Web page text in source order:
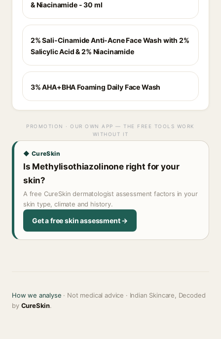
& Niacinamide - 30 ml
2% Sali-Cinamide Anti-Acne Face Wash with 2%
Salicylic Acid & 2% Niacinamide
3% AHA+BHA Foaming Daily Face Wash
PROMOTION · OUR OWN APP — THE FREE TOOLS WORK
WITHOUT IT
◆ CureSkin
Is Methylisothiazolinone right for your
skin?
A free CureSkin dermatologist assessment factors in your
skin type, climate and history.
Get a free skin assessment →
How we analyse · Not medical advice · Indian Skincare, Decoded
by CureSkin.